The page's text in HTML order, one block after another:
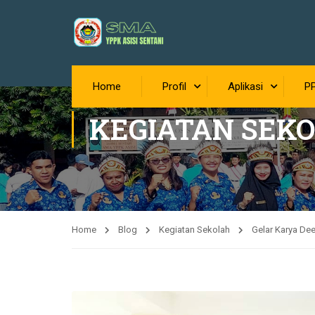
Home Profil Aplikasi
KEGIATAN
Home Blog Kegiatan Sekolah Gelar Karya